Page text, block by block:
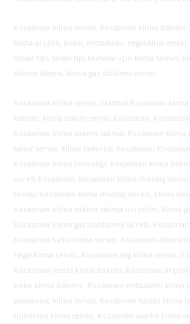
Kocasinan klima servisi, Kocasinan klima
başta arçelik, beko, mitsubishi, regal,altus
duvar tipi, tavan tipi klimalar için klima tamiri,
sökme takma, klima gaz dolumu servisi.
Kocasinan klima servisi, istanbul Kocasinan
bakımı, klima bakım servisi Kocasinan,
Kocasinan klima sökme takma, Kocasinan
tamir servisi, klima tamircisi Kocasinan,
Kocasinan klima temizliği, Kocasinan klima
ücreti Kocasinan, Kocasinan klima montaj
servisi, Kocasinan klima montaj ücreti, klima
Kocasinan klima sökme takma ücretleri, klima
Kocasinan klima gaz doldurma ücreti,
Kocasinan beko klima servisi, Kocasinan altus
regal klima servisi, Kocasinan seg klima servisi,
Kocasinan vestel klima bakımı, Kocasinan
beko klima bakımı, Kocasinan mitsubishi klima
panasonic klima servisi, Kocasinan fujitsu klima
fujiterma klima servisi, Kocasinan alarko klima